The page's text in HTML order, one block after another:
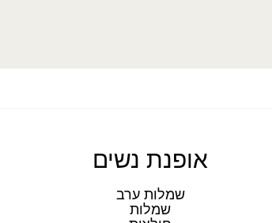
אופנת נשים
שמלות ערב
שמלות